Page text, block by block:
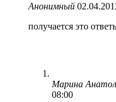
Анонимный
получается это
Марина
08:00